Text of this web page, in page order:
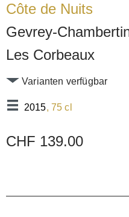
Côte de Nuits
Gevrey-
Les Corbeaux
2015, 75 cl
Varianten verfügbar
CHF 139.00